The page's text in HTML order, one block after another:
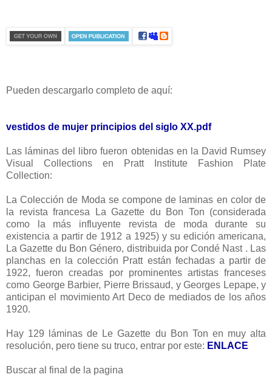
Pueden descargarlo completo de aquí:
vestidos de mujer principios del siglo XX.pdf
Las láminas del libro fueron obtenidas en la David Rumsey
Visual Collections en Pratt Institute Fashion Plate
Collection:
La Colección de Moda se compone de laminas en color de
la revista francesa La Gazette du Bon Ton (considerada
como la más influyente revista de moda durante su
existencia a partir de 1912 a 1925) y su edición americana,
La Gazette du Bon Género, distribuida por Condé Nast . Las
planchas en la colección Pratt están fechadas a partir de
1922, fueron creadas por prominentes artistas franceses
como George Barbier, Pierre Brissaud, y Georges Lepape, y
anticipan el movimiento Art Deco de mediados de los años
1920.
Hay 129 láminas de Le Gazette du Bon Ton en muy alta
resolución, pero tiene su truco, entrar por este: ENLACE
Buscar al final de la pagina